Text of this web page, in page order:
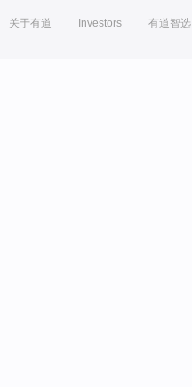
关于有道 Investors 有道智选